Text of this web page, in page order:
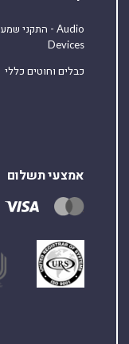
התקני שמע - Audio
Devices
כבלים וחוטים כללי
אמצעי תשלום